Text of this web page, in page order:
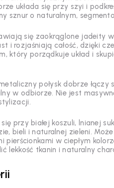
układa się przy szyi i
sznur o naturalnym,
się zaokrąglone jadeity
i rozjaśniają całość, dzięki
który porządkuje układ i
połysk dobrze
w odbiorze. Nie jest
przy białej koszuli, lnianej
bieli i naturalnej zieleni.
w ciepłym
lekkość tkanin i naturalny